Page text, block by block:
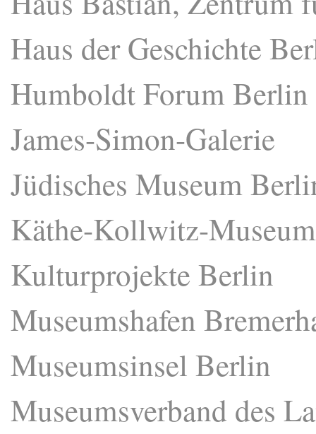
Haus der Geschichte
Humboldt Forum Berlin
James-Simon-Galerie
Jüdisches Museum
Käthe-Kollwitz-
Kulturprojekte Berlin
Museumshafen
Museumsinsel Berlin
Museumsverband des